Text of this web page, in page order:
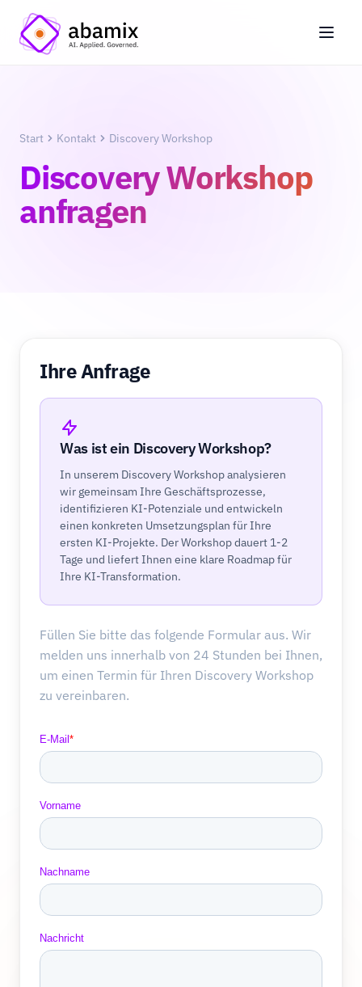
Start Kontakt Discovery Workshop
Discovery Workshop
anfragen
Ihre Anfrage
Was ist ein Discovery Workshop?
In unserem Discovery Workshop analysieren
wir gemeinsam Ihre Geschäftsprozesse,
identifizieren KI-Potenziale und entwickeln
einen konkreten Umsetzungsplan für Ihre
ersten KI-Projekte. Der Workshop dauert 1-2
Tage und liefert Ihnen eine klare Roadmap für
Ihre KI-Transformation.
Füllen Sie bitte das folgende Formular aus. Wir
melden uns innerhalb von 24 Stunden bei Ihnen,
um einen Termin für Ihren Discovery Workshop
zu vereinbaren.